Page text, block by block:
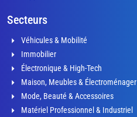
Secteurs
Véhicules & Mobilité
Immobilier
Électronique & High-Tech
Maison, Meubles & Électroménager
Mode, Beauté & Accessoires
Matériel Professionnel & Industriel